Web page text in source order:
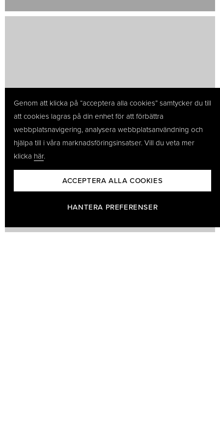
Genom att klicka på “acceptera alla cookies” samtycker du till
att cookies lagras på din enhet för att förbättra
webbplatsnavigering, analysera webbplatsanvändning och
hjälpa till i våra marknadsföringsinsatser. Vill du veta mer
klicka här.
ACCEPTERA ALLA COOKIES
HANTERA PREFERENSER